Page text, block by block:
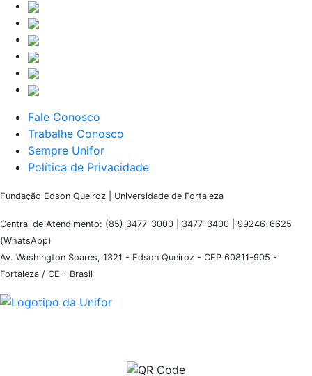
Fale Conosco
Trabalhe Conosco
Sempre Unifor
Política de Privacidade
Fundação Edson Queiroz | Universidade de Fortaleza
Central de Atendimento: (85) 3477-3000 | 3477-3400 | 99246-6625
(WhatsApp)
Av. Washington Soares, 1321 - Edson Queiroz - CEP 60811-905 -
Fortaleza / CE - Brasil